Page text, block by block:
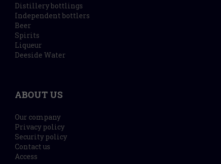
Distillery bottlings
Independent bottlers
Beer
Spirits
Liqueur
Deeside Water
ABOUT US
Our company
Privacy policy
Security policy
Contact us
Access